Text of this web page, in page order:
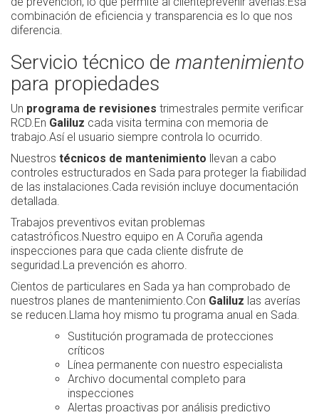
combinación de eficiencia y transparencia es lo que nos
diferencia.
Servicio técnico de mantenimiento
para propiedades
Un programa de revisiones trimestrales permite verificar
RCD.En Galiluz cada visita termina con memoria de
trabajo.Así el usuario siempre controla lo ocurrido.
Nuestros técnicos de mantenimiento llevan a cabo
controles estructurados en Sada para proteger la fiabilidad
de las instalaciones.Cada revisión incluye documentación
detallada.
Trabajos preventivos evitan problemas
catastróficos.Nuestro equipo en A Coruña agenda
inspecciones para que cada cliente disfrute de
seguridad.La prevención es ahorro.
Cientos de particulares en Sada ya han comprobado de
nuestros planes de mantenimiento.Con Galiluz las averías
se reducen.Llama hoy mismo tu programa anual en Sada.
Sustitución programada de protecciones
críticos
Línea permanente con nuestro especialista
Archivo documental completo para
inspecciones
Alertas proactivas por análisis predictivo